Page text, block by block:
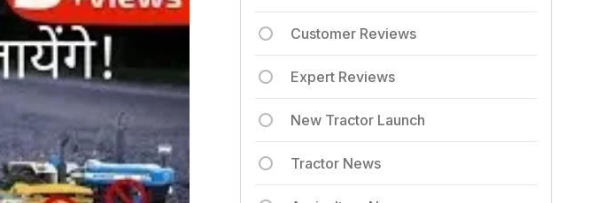
Customer Reviews
Expert Reviews
New Tractor Launch
Tractor News